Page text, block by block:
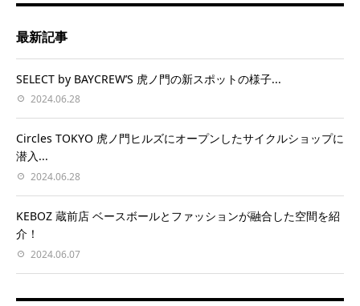
最新記事
SELECT by BAYCREW’S 虎ノ門の新スポットの様子...
2024.06.28
Circles TOKYO 虎ノ門ヒルズにオープンしたサイクルショップに
潜入...
2024.06.28
KEBOZ 蔵前店 ベースボールとファッションが融合した空間を紹
介！
2024.06.07